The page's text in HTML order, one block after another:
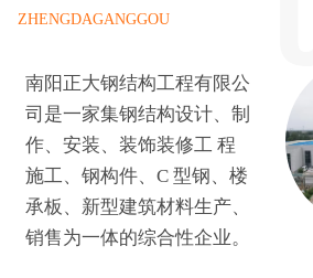
ZHENGDAGANGGOU
南阳正大钢结构工程有限公
司是一家集钢结构设计、制
作、安装、装饰装修工 程
施工、钢构件、C 型钢、楼
承板、新型建筑材料生产、
销售为一体的综合性企业。